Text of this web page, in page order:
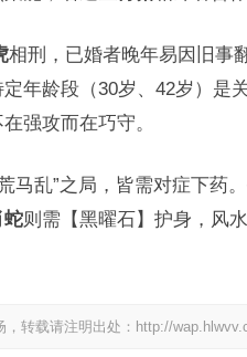
相刑，已婚者晚年易因旧事
年龄段（30岁、42岁）是
强攻而在巧守。
马乱”之局，皆需对症下药。
蛇则需【黑曜石】护身，风
转载请注明出处： http://